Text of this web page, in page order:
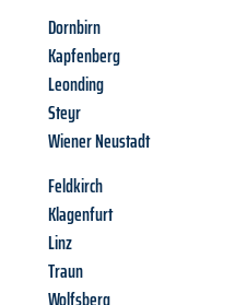
Dornbirn
Kapfenberg
Leonding
Steyr
Wiener Neustadt
Feldkirch
Klagenfurt
Linz
Traun